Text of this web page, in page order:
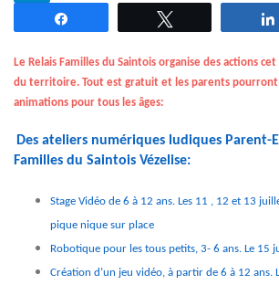
Le Relais Familles du Saintois organise des actions
du territoire. Tout est gratuit et les parents
animations pour tous les âges:
Des ateliers numériques ludiques Parent-
Familles du Saintois Vézelise:
Stage Vidéo de 6 à 12 ans. Les 11 , 12 et 13
pique nique sur place
Robotique pour les tous petits, 3- 6 ans. Le 15
Création d’un jeu vidéo, à partir de 6 à 12 ans.